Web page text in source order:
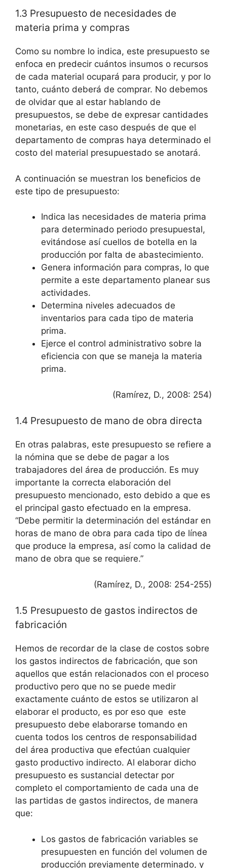
1.3 Presupuesto de necesidades de
materia prima y compras
Como su nombre lo indica, este presupuesto se
enfoca en predecir cuántos insumos o recursos
de cada material ocupará para producir, y por lo
tanto, cuánto deberá de comprar. No debemos
de olvidar que al estar hablando de
presupuestos, se debe de expresar cantidades
monetarias, en este caso después de que el
departamento de compras haya determinado el
costo del material presupuestado se anotará.
A continuación se muestran los beneficios de
este tipo de presupuesto:
Indica las necesidades de materia prima
para determinado periodo presupuestal,
evitándose así cuellos de botella en la
producción por falta de abastecimiento.
Genera información para compras, lo que
permite a este departamento planear sus
actividades.
Determina niveles adecuados de
inventarios para cada tipo de materia
prima.
Ejerce el control administrativo sobre la
eficiencia con que se maneja la materia
prima.
(Ramírez, D., 2008: 254)
1.4 Presupuesto de mano de obra directa
En otras palabras, este presupuesto se refiere a
la nómina que se debe de pagar a los
trabajadores del área de producción. Es muy
importante la correcta elaboración del
presupuesto mencionado, esto debido a que es
el principal gasto efectuado en la empresa.
“Debe permitir la determinación del estándar en
horas de mano de obra para cada tipo de línea
que produce la empresa, así como la calidad de
mano de obra que se requiere.”
(Ramírez, D., 2008: 254-255)
1.5 Presupuesto de gastos indirectos de
fabricación
Hemos de recordar de la clase de costos sobre
los gastos indirectos de fabricación, que son
aquellos que están relacionados con el proceso
productivo pero que no se puede medir
exactamente cuánto de estos se utilizaron al
elaborar el producto, es por eso que este
presupuesto debe elaborarse tomando en
cuenta todos los centros de responsabilidad
del área productiva que efectúan cualquier
gasto productivo indirecto. Al elaborar dicho
presupuesto es sustancial detectar por
completo el comportamiento de cada una de
las partidas de gastos indirectos, de manera
que:
Los gastos de fabricación variables se
presupuesten en función del volumen de
producción previamente determinado, y